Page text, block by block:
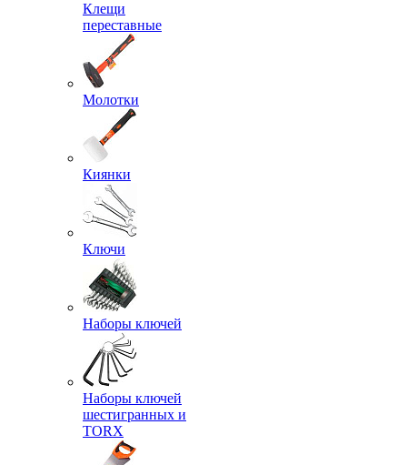
Клещи
переставные
Молотки
Киянки
Ключи
Наборы ключей
Наборы ключей
шестигранных и
TORX